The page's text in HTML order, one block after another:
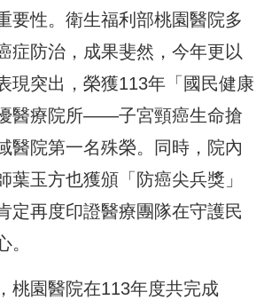
要性。衛生福利部桃園醫院多
症防治，成果斐然，今年更以
現突出，榮獲113年「國民健康
醫療院所——子宮頸癌生命搶
醫院第一名殊榮。同時，院內
葉玉方也獲頒「防癌尖兵獎」
定再度印證醫療團隊在守護民
。
桃園醫院在113年度共完成